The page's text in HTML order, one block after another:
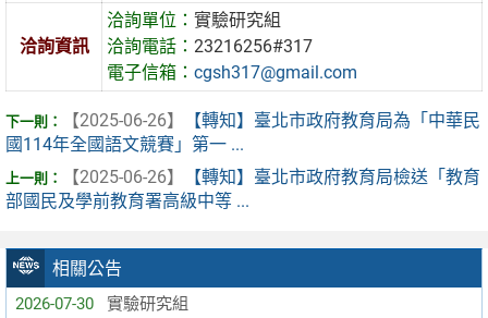
相關公告
2026-07-30 實驗研究組
洽詢資訊
洽詢單位：實驗研究組
洽詢電話：23216256#317
電子信箱：cgsh317@gmail.com
【2025-06-26】
【轉知】臺北市政府教育局為「中華民
國114年全國語文競賽」第一 ...
【2025-06-26】
【轉知】臺北市政府教育局檢送「教育
部國民及學前教育署高級中等 ...